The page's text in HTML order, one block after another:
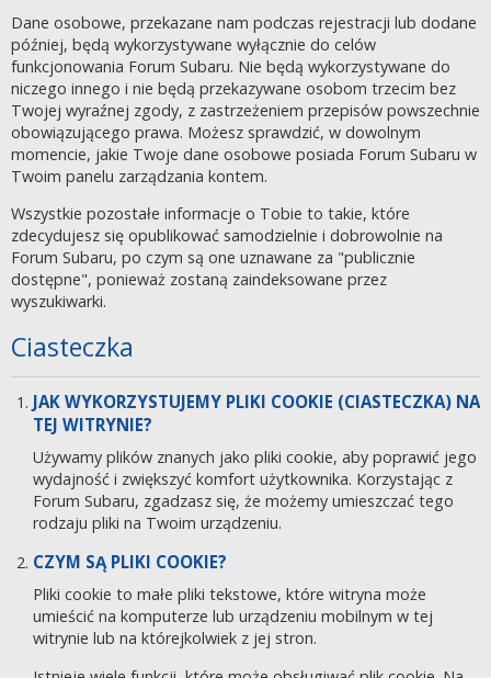
Dane osobowe, przekazane nam podczas rejestracji lub dodane
później, będą wykorzystywane wyłącznie do celów
funkcjonowania Forum Subaru. Nie będą wykorzystywane do
niczego innego i nie będą przekazywane osobom trzecim bez
Twojej wyraźnej zgody, z zastrzeżeniem przepisów powszechnie
obowiązującego prawa. Możesz sprawdzić, w dowolnym
momencie, jakie Twoje dane osobowe posiada Forum Subaru w
Twoim panelu zarządzania kontem.
Wszystkie pozostałe informacje o Tobie to takie, które
zdecydujesz się opublikować samodzielnie i dobrowolnie na
Forum Subaru, po czym są one uznawane za "publicznie
dostępne", ponieważ zostaną zaindeksowane przez
wyszukiwarki.
Ciasteczka
JAK WYKORZYSTUJEMY PLIKI COOKIE (CIASTECZKA) NA
TEJ WITRYNIE?
Używamy plików znanych jako pliki cookie, aby poprawić jego
wydajność i zwiększyć komfort użytkownika. Korzystając z
Forum Subaru, zgadzasz się, że możemy umieszczać tego
rodzaju pliki na Twoim urządzeniu.
CZYM SĄ PLIKI COOKIE?
Pliki cookie to małe pliki tekstowe, które witryna może
umieścić na komputerze lub urządzeniu mobilnym w tej
witrynie lub na którejkolwiek z jej stron.